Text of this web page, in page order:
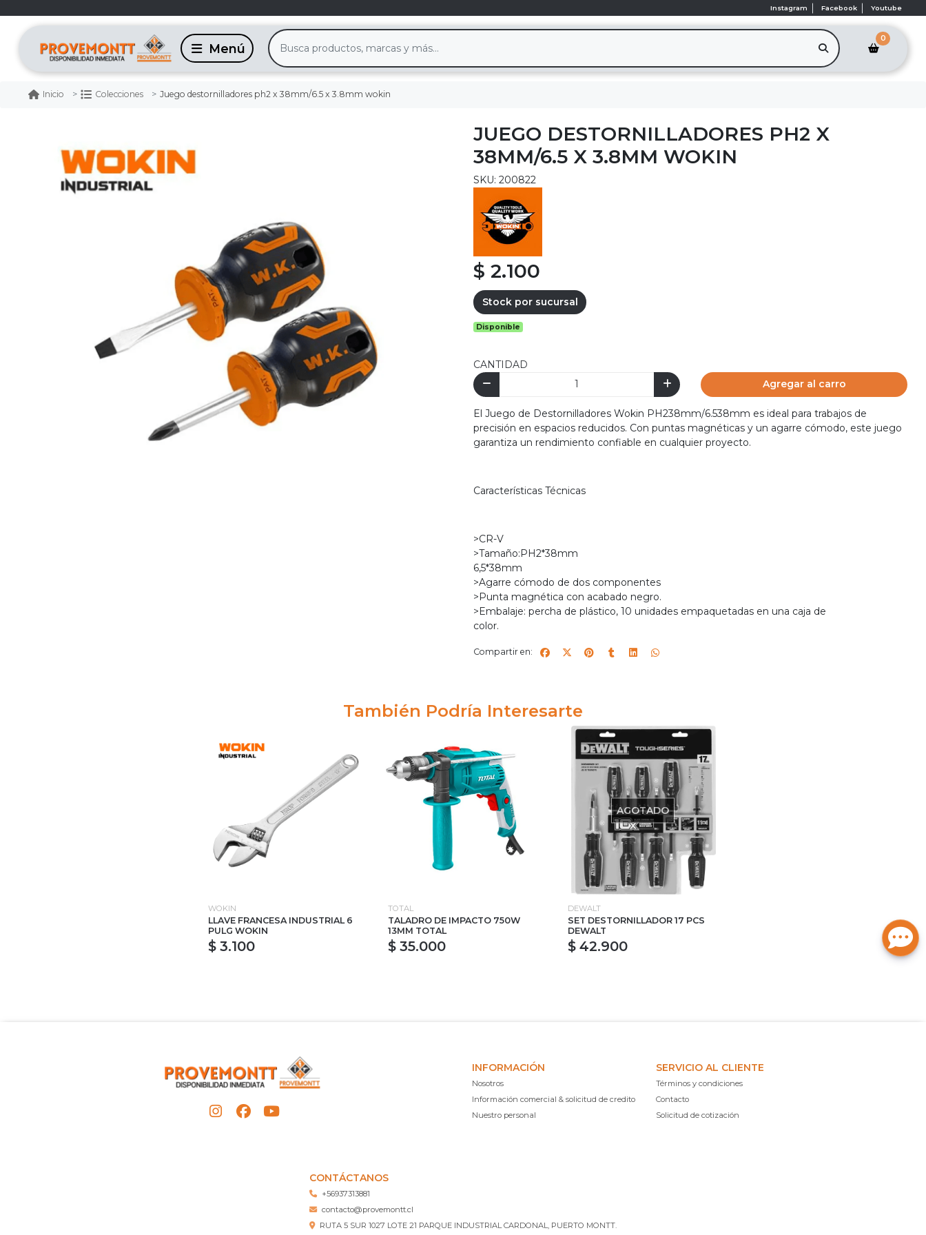
Instagram Facebook Youtube
0
Inicio Colecciones Juego destornilladores ph2 x 38mm/6.5 x 3.8mm wokin
JUEGO DESTORNILLADORES PH2 X
38MM/6.5 X 3.8MM WOKIN
SKU: 200822
$ 2.100
Stock por sucursal
Disponible
CANTIDAD
Agregar al carro
El Juego de Destornilladores Wokin PH238mm/6.538mm es ideal para trabajos de
precisión en espacios reducidos. Con puntas magnéticas y un agarre cómodo, este juego
garantiza un rendimiento confiable en cualquier proyecto.
Características Técnicas
>CR-V
>Tamaño:PH2*38mm
6,5*38mm
>Agarre cómodo de dos componentes
>Punta magnética con acabado negro.
>Embalaje: percha de plástico, 10 unidades empaquetadas en una caja de
color.
Compartir en:
También Podría Interesarte
WOKIN
LLAVE FRANCESA INDUSTRIAL 6
PULG WOKIN
$ 3.100
TOTAL
TALADRO DE IMPACTO 750W
13MM TOTAL
$ 35.000
AGOTADO
DEWALT
SET DESTORNILLADOR 17 PCS
DEWALT
$ 42.900
INFORMACIÓN
Nosotros
Información comercial & solicitud de credito
Nuestro personal
SERVICIO AL CLIENTE
Términos y condiciones
Contacto
Solicitud de cotización
CONTÁCTANOS
+56937313881
contacto@provemontt.cl
RUTA 5 SUR 1027 LOTE 21 PARQUE INDUSTRIAL CARDONAL, PUERTO MONTT.